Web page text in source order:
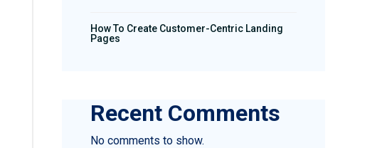
How To Create Customer-Centric Landing
Pages
Recent Comments
No comments to show.